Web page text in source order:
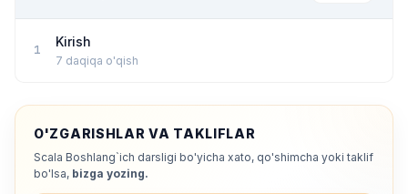
1
Kirish
7 daqiqa o'qish
O'ZGARISHLAR VA TAKLIFLAR
Scala Boshlang`ich darsligi bo'yicha xato, qo'shimcha yoki taklif
bo'lsa, bizga yozing.